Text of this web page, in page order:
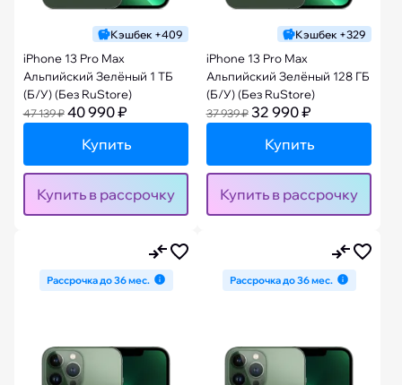
Кэшбек +409
iPhone 13 Pro Max
Альпийский Зелёный 1 ТБ
(Б/У) (Без RuStore)
47 139 ₽ 40 990 ₽
Купить
Купить в рассрочку
Кэшбек +329
iPhone 13 Pro Max
Альпийский Зелёный 128 ГБ
(Б/У) (Без RuStore)
37 939 ₽ 32 990 ₽
Купить
Купить в рассрочку
Рассрочка до 36 мес. Рассрочка до 36 мес.